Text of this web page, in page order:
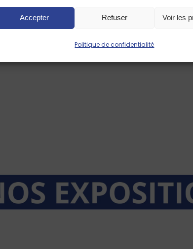
Accepter Refuser Voir les
Politique de confidentialité